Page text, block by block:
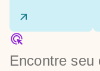
Encontre seu